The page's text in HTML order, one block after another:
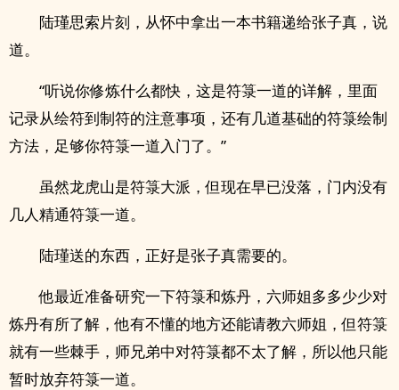
陆瑾思索片刻，从怀中拿出一本书籍递给张子真，说
道。
“听说你修炼什么都快，这是符箓一道的详解，里面
记录从绘符到制符的注意事项，还有几道基础的符箓绘制
方法，足够你符箓一道入门了。”
虽然龙虎山是符箓大派，但现在早已没落，门内没有
几人精通符箓一道。
陆瑾送的东西，正好是张子真需要的。
他最近准备研究一下符箓和炼丹，六师姐多多少少对
炼丹有所了解，他有不懂的地方还能请教六师姐，但符箓
就有一些棘手，师兄弟中对符箓都不太了解，所以他只能
暂时放弃符箓一道。